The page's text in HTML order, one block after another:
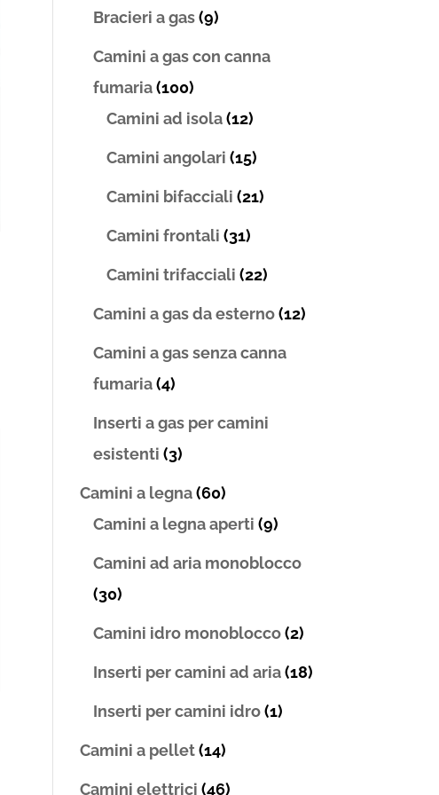
Bracieri a gas (9)
Camini a gas con canna
fumaria (100)
Camini ad isola (12)
Camini angolari (15)
Camini bifacciali (21)
Camini frontali (31)
Camini trifacciali (22)
Camini a gas da esterno (12)
Camini a gas senza canna
fumaria (4)
Inserti a gas per camini
esistenti (3)
Camini a legna (60)
Camini a legna aperti (9)
Camini ad aria monoblocco
(30)
Camini idro monoblocco (2)
Inserti per camini ad aria (18)
Inserti per camini idro (1)
Camini a pellet (14)
Camini elettrici (46)